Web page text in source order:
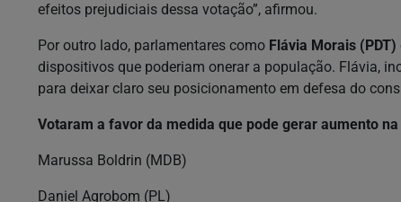
efeitos prejudiciais dessa votação”, afirmou.
Por outro lado, parlamentares como Flávia Morais (PDT)
dispositivos que poderiam onerar a população. Flávia,
para deixar claro seu posicionamento em defesa do
Votaram a favor da medida que pode gerar aumento
Marussa Boldrin (MDB)
Daniel Agrobom (PL)